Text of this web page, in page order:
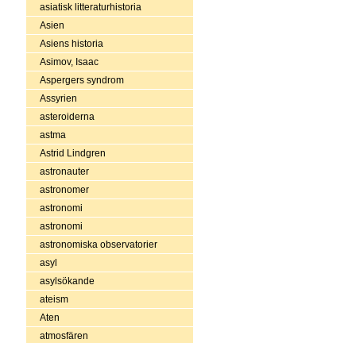
asiatisk litteraturhistoria
Asien
Asiens historia
Asimov, Isaac
Aspergers syndrom
Assyrien
asteroiderna
astma
Astrid Lindgren
astronauter
astronomer
astronomi
astronomi
astronomiska observatorier
asyl
asylsökande
ateism
Aten
atmosfären